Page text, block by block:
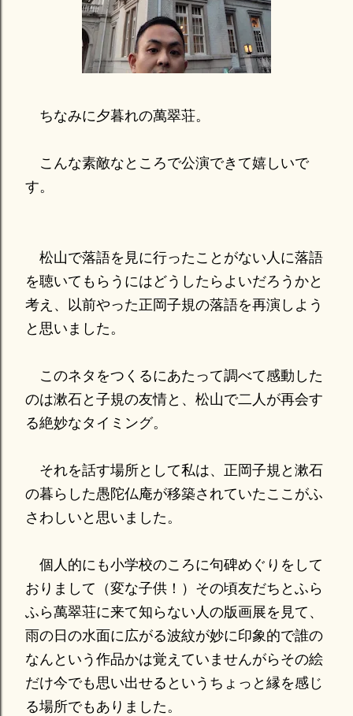
ちなみに夕暮れの萬翠荘。
こんな素敵なところで公演できて嬉しいで
す。
松山で落語を見に行ったことがない人に落語
を聴いてもらうにはどうしたらよいだろうかと
考え、以前やった正岡子規の落語を再演しよう
と思いました。
このネタをつくるにあたって調べて感動した
のは漱石と子規の友情と、松山で二人が再会す
る絶妙なタイミング。
それを話す場所として私は、正岡子規と漱石
の暮らした愚陀仏庵が移築されていたここがふ
さわしいと思いました。
個人的にも小学校のころに句碑めぐりをして
おりまして（変な子供！）その頃友だちとふら
ふら萬翠荘に来て知らない人の版画展を見て、
雨の日の水面に広がる波紋が妙に印象的で誰の
なんという作品かは覚えていませんがらその絵
だけ今でも思い出せるというちょっと縁を感じ
る場所でもありました。